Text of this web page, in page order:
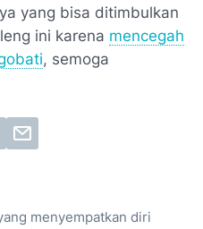
yang bisa ditimbulkan
ini karena mencegah
, semoga
menyempatkan diri